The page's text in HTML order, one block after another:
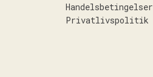
Handelsbetingelser
Privatlivspolitik